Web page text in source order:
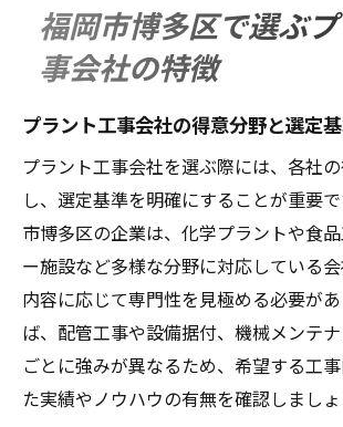
施工実績で分かるプラント工
技術力とサポート体制に注目
プラント工事の技術力が高い
方
最新技術を持つプラント工事
準
工事実績から読み解く技術レ
プラント工事会社の施工管理
る
専門技術に強いプラント工事
福岡市博多区で選ぶ
事会社の特徴
プラント工事会社の得意分野と選定
プラント工事会社を選ぶ際には、各社
し、選定基準を明確にすることが重要
市博多区の企業は、化学プラントや食
ー施設など多様な分野に対応している
内容に応じて専門性を見極める必要が
ば、配管工事や設備据付、機械メンテ
ごとに強みが異なるため、希望する工
た実績やノウハウの有無を確認しましょ